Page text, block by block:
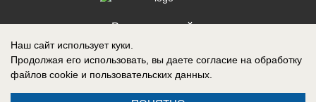
Реклама на сайте
Наш сайт использует куки.
Продолжая его использовать, вы даете согласие на обработку
файлов cookie и пользовательских данных.